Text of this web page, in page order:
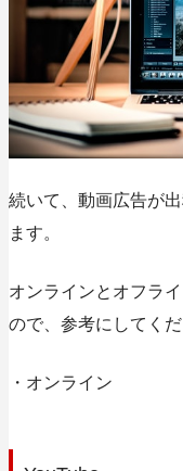
続いて、動画広告が
ます。
オンラインとオフラ
ので、参考にしてくだ
・オンライン